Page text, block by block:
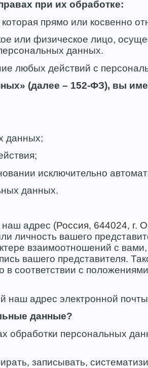
при их обработке:
прямо или косвенно
или физическое лицо,
данных.
любых действий с
(далее – 152-ФЗ), вы
данных;
исключительно
данных.
адрес (Россия, 644024, г.
личность вашего
взаимоотношений с
вашего представителя.
соответствии с
наш адрес электронной
данные?
обработки персональных
записывать,